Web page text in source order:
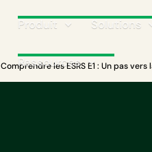
Produit Solutions
Ressources
Comprendre les ESRS E1 : Un pas